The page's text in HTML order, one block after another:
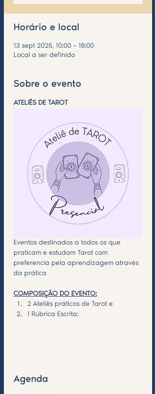
Horário e local
13 sept 2025, 10:00 – 18:00
Local a ser definido
Sobre o evento
ATELIÊS DE TAROT
Eventos destinados a todos os que
praticam e estudam Tarot com
preferencia pela aprendizagem através
da prática
COMPOSIÇÃO DO EVENTO:
2 Ateliês práticos de Tarot e
1 Rúbrica Escrita;
Agenda